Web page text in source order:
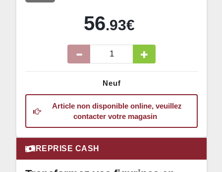
56.93€
Neuf
Article non disponible online, veuillez
contacter votre magasin
REPRISE CASH